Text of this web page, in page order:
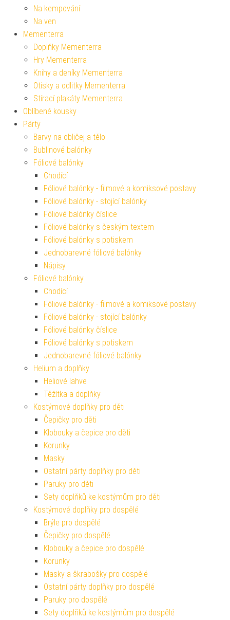
Na kempování
Na ven
Mementerra
Doplňky Mementerra
Hry Mementerra
Knihy a deníky Mementerra
Otisky a odlitky Mementerra
Stírací plakáty Mementerra
Oblíbené kousky
Párty
Barvy na obličej a tělo
Bublinové balónky
Fóliové balónky
Chodící
Fóliové balónky - filmové a komiksové postavy
Fóliové balónky - stojící balónky
Fóliové balónky číslice
Fóliové balónky s českým textem
Fóliové balónky s potiskem
Jednobarevné fóliové balónky
Nápisy
Fóliové balónky
Chodící
Fóliové balónky - filmové a komiksové postavy
Fóliové balónky - stojící balónky
Fóliové balónky číslice
Fóliové balónky s potiskem
Jednobarevné fóliové balónky
Helium a doplňky
Heliové lahve
Těžítka a doplňky
Kostýmové doplňky pro děti
Čepičky pro děti
Klobouky a čepice pro děti
Korunky
Masky
Ostatní párty doplňky pro děti
Paruky pro děti
Sety doplňků ke kostýmům pro děti
Kostýmové doplňky pro dospělé
Brýle pro dospělé
Čepičky pro dospělé
Klobouky a čepice pro dospělé
Korunky
Masky a škrabošky pro dospělé
Ostatní párty doplňky pro dospělé
Paruky pro dospělé
Sety doplňků ke kostýmům pro dospělé